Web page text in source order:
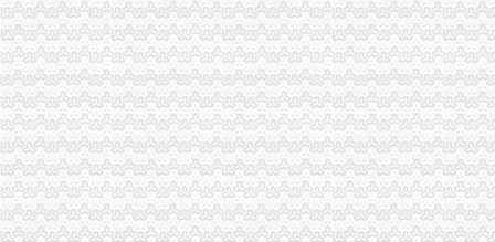
重庆海关2012年报关员报名缴费事项_重庆报关员报名公告-
重庆6家企业获海关总署“AA”认证-中新网
重庆海关关于2008年报关员报名现场确认有关问题的通知-报关员
重庆海关助推中欧班列（重庆）规模化运邮-评论频道-华龙网
2015年国家公务员【重庆海关】录用报到通知_中公网校
中华共和国青岛海关
重庆海关2012年公开遴选公务员报名况公示-中华网
重庆海关优化监管服务助力跨境电商快速发展-评论频道-华龙网
重庆保税区-搜百科
2015年国家公务员重庆海关寄送资格复审材料通知-国家公务员考